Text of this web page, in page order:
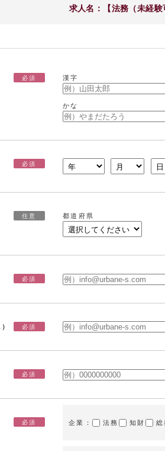
求人名：【法務（未経
必須 漢字
かな
必須
任意 都道府県
必須
必須
必須
必須 企業： 法務 知財